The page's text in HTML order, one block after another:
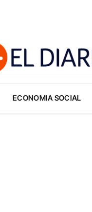
ECONOMIA SOCIAL